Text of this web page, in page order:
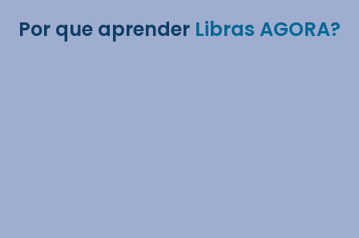
Por que aprender Libras AGORA?